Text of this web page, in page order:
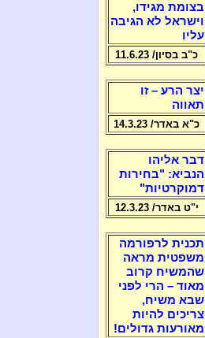
בצומת מגידו,
וישראל לא הגיבה
עליו
כ"ב בסיון/ 11.6.23
יצר הרע – זו
תאווה
כ"א באדר/ 14.3.23
דבר אליהו
הנביא: "בחירות
דמוקרטיות"
י"ט באדר/ 12.3.23
תכנית לרפורמה
משפטית מראה
שהמשיח קרוב
מאוד – הרי לפני
שבא משיח,
צריכים להיות
מאורעות גדולים!